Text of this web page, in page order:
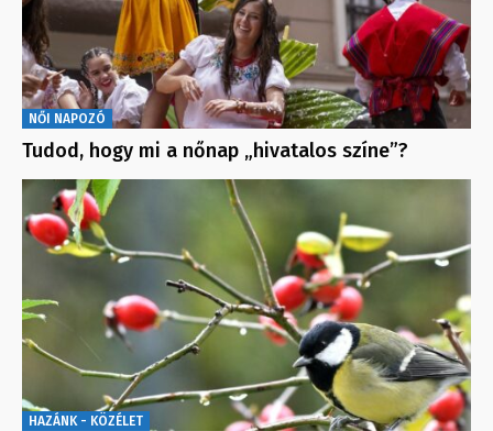
NŐI NAPOZÓ
Tudod, hogy mi a nőnap „hivatalos színe”?
HAZÁNK - KÖZÉLET